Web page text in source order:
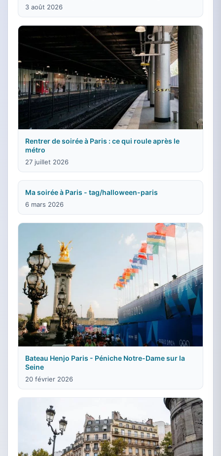
3 août 2026
Rentrer de soirée à Paris : ce qui roule après le
métro
27 juillet 2026
Ma soirée à Paris - tag/halloween-paris
6 mars 2026
Bateau Henjo Paris - Péniche Notre-Dame sur la
Seine
20 février 2026